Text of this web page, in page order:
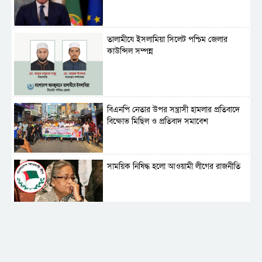
‎তালামীযে ইসলামিয়া সিলেট পশ্চিম জেলার
কাউন্সিল সম্পন্ন
বিএনপি নেতার উপর সন্ত্রাসী হামলার প্রতিবাদে
বিক্ষোভ মিছিল ও প্রতিবাদ সমাবেশ
সাময়িক নিষিদ্ধ হলো আওয়ামী লীগের রাজনীতি